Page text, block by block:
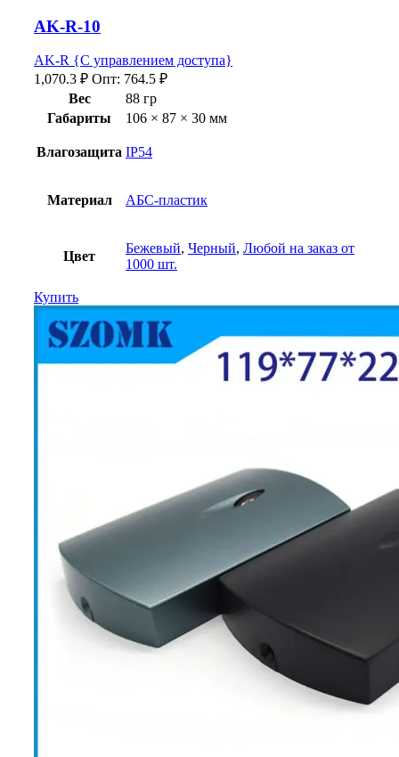
AK-R-10
AK-R {С управлением доступа}
1,070.3 ₽ Опт: 764.5 ₽
Вес
88 гр
Габариты
106 × 87 × 30 мм
Влагозащита IP54
Материал АБС-пластик
Цвет
Бежевый, Черный, Любой на заказ от
1000 шт.
Купить